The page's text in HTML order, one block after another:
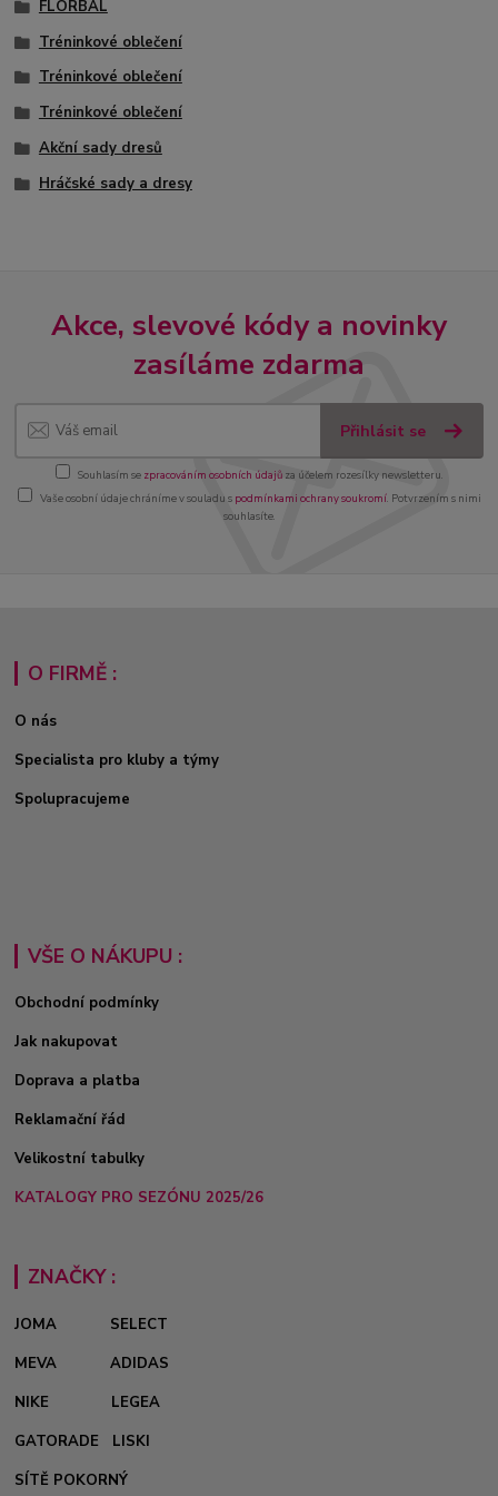
FLORBAL
Tréninkové oblečení
Tréninkové oblečení
Tréninkové oblečení
Akční sady dresů
Hráčské sady a dresy
Akce, slevové kódy a novinky
zasíláme zdarma
Přihlásit se
Souhlasím se zpracováním osobních údajůza účelem rozesílky newsletteru.
Vaše osobní údaje chráníme v souladu s podmínkami ochrany soukromí. Potvrzením s nimi
souhlasíte.
O FIRMĚ :
O nás
Specialista pro kluby a týmy
Spolupracujeme
VŠE O NÁKUPU :
Obchodní podmínky
Jak nakupovat
Doprava a platba
Reklamační řád
Velikostní tabulky
KATALOGY PRO SEZÓNU 2025/26
ZNAČKY :
JOMA
SELECT
MEVA
ADIDAS
NIKE
LEGEA
GATORADE
LISKI
SÍTĚ POKORNÝ